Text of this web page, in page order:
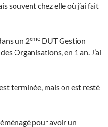
souvent chez elle où j’ai fait
un 2ème DUT Gestion
Organisations, en 1 an. J’ai
terminée, mais on est resté
pour avoir un